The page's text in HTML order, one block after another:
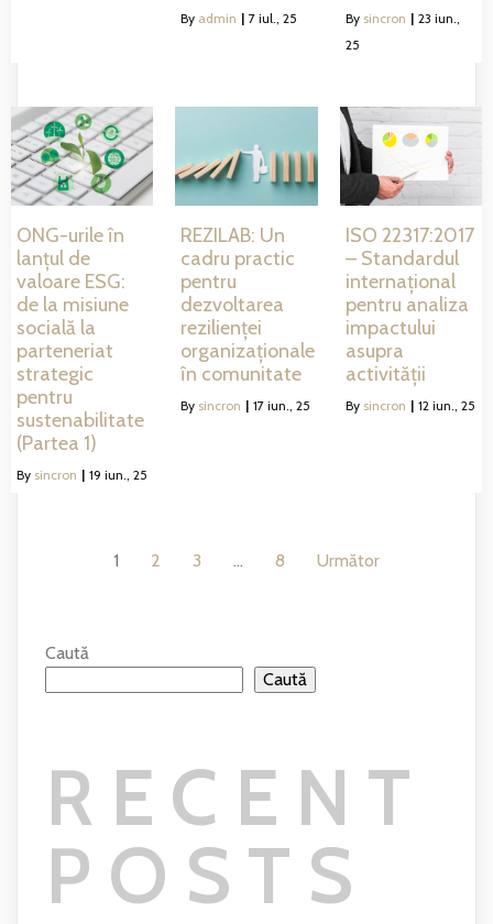
By admin | 7 iul., 25 By sincron | 23 iun.,
25
ONG-urile în
lanțul de
valoare ESG:
de la misiune
socială la
parteneriat
strategic
pentru
sustenabilitate
(Partea 1)
By sincron | 19 iun., 25
REZILAB: Un
cadru practic
pentru
dezvoltarea
rezilienței
organizaționale
în comunitate
By sincron | 17 iun., 25
ISO 22317:2017
– Standardul
internațional
pentru analiza
impactului
asupra
activității
By sincron | 12 iun., 25
1 2 3 … 8 Următor
Caută
Caută
RECENT
POSTS